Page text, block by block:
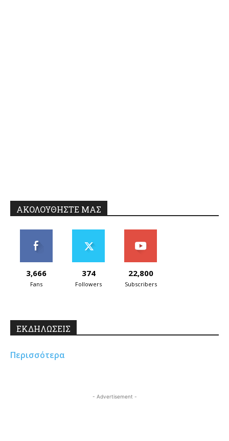
ΑΚΟΛΟΥΘΗΣΤΕ ΜΑΣ
3,666
Fans
374
Followers
22,800
Subscribers
ΕΚΔΗΛΩΣΕΙΣ
Περισσότερα
- Advertisement -